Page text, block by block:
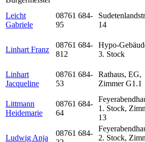
Leicht
Gabriele
08761 684-
95
14
Linhart Franz
08761 684-
812
Hypo-
3. Stock
Linhart
Jacqueline
08761 684-
53
Rathaus, EG,
Zimmer G1.1
Littmann
Heidemarie
08761 684-
64
1. Stock,
13
Ludwig Anja
08761 684-
2. Stock,